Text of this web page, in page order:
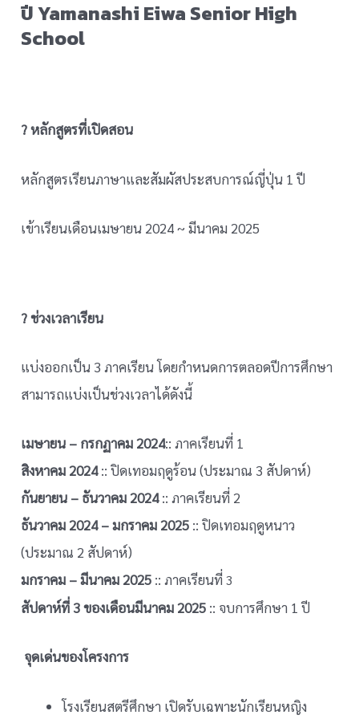
ปีYamanashi Eiwa Senior High
School
? หลักสูตรที่เปิดสอน
หลักสูตรเรียนภาษาและสัมผัสประสบการณ์ญี่ปุ่น 1 ปี
เข้าเรียนเดือนเมษายน 2024 ~ มีนาคม 2025
? ช่วงเวลาเรียน
แบ่งออกเป็น 3 ภาคเรียน โดยกำหนดการตลอดปีการศึกษา
สามารถแบ่งเป็นช่วงเวลาได้ดังนี้
เมษายน – กรกฏาคม2024:: ภาคเรียนที่ 1
สิงหาคม2024:: ปิดเทอมฤดูร้อน (ประมาณ 3 สัปดาห์)
กันยายน – ธันวาคม 2024:: ภาคเรียนที่ 2
ธันวาคม 2024 – มกราคม 2025 :: ปิดเทอมฤดูหนาว
(ประมาณ 2 สัปดาห์)
มกราคม – มีนาคม 2025 :: ภาคเรียนที่3
สัปดาห์ที่ 3 ของเดือนมีนาคม 2025 :: จบการศึกษา 1 ปี
จุดเด่นของโครงการ
โรงเรียนสตรีศึกษา เปิดรับเฉพาะนักเรียนหญิง